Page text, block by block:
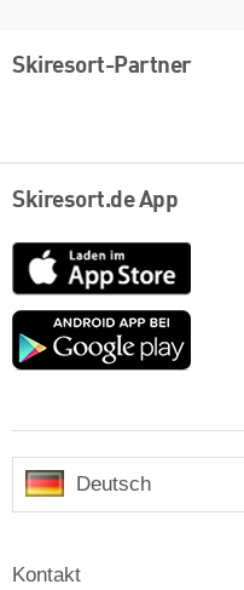
Skiresort-Partner
Skiresort.de App
App
Store
Google
Deutsch
Kontakt